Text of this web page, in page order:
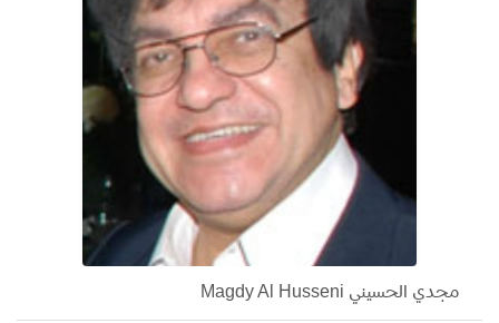
مجدي الحسيني Magdy Al Husseni